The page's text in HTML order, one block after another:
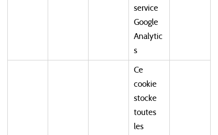
service
Google
Analytic
s
Ce
cookie
stocke
toutes
les